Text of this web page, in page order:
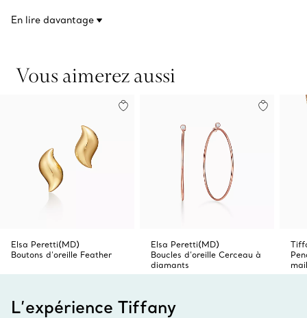
détenus par Elsa Peretti.
En lire davantage
Vous aimerez aussi
Elsa Peretti(MD)
Boutons d’oreille Feather
Elsa Peretti(MD)
Boucles d’oreille Cerceau à
diamants
L’expérience Tiffany